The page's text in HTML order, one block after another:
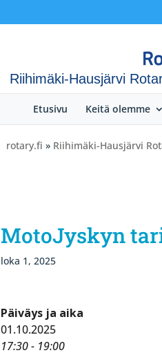
Riihimäki-Hausjärvi
Etusivu Keitä olemme
rotary.fi » Riihimäki-Hausjärvi
MotoJyskyn
loka 1, 2025
Päiväys ja aika
01.10.2025
17:30 - 19:00